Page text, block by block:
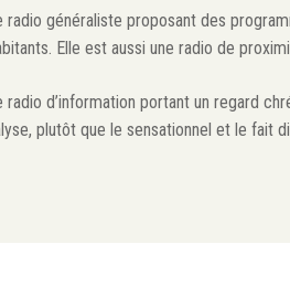
radio généraliste proposant des
Elle est aussi une radio de
radio d’information portant un regard
plutôt que le sensationnel et le fait